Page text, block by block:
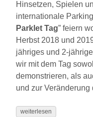
Hinsetzen, Spielen
internationale
Parklet Tag” feiern
Herbst 2018 und
jähriges und 2-
wir mit dem Tag
demonstrieren, als
und zur Veränderung
weiterlesen